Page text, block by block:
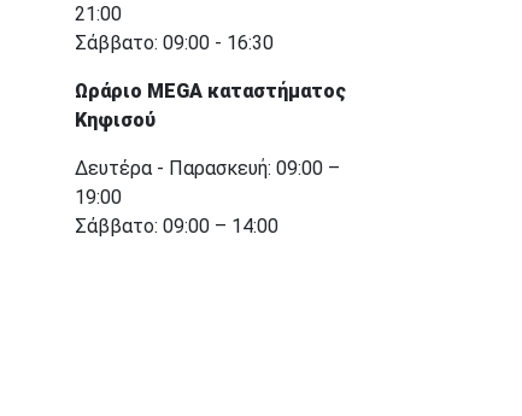
21:00
Σάββατο: 09:00 - 16:30
Ωράριο MEGA καταστήματος
Κηφισού
Δευτέρα - Παρασκευή: 09:00 –
19:00
Σάββατο: 09:00 – 14:00